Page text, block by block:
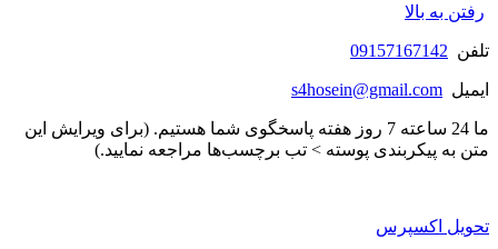
رفتن به بالا
تلفن 09157167142
ایمیل s4hosein@gmail.com
ما 24 ساعته 7 روز هفته پاسخگوی شما هستیم. (برای ویرایش این
متن به پیکربندی پوسته > تب برچسب‌ها مراجعه نمایید.)
تحویل اکسپرس